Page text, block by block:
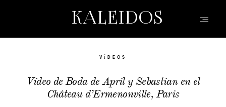
KALEIDOS
VÍDEOS
Vídeo de Boda de April y Sebastian en el
Château d’Ermenonville, Paris
KALEIDOS
WEDDING